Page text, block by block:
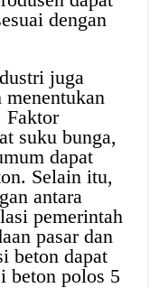
dengan
juga
Faktor
suku bunga,
dapat
Selain itu,
antara
pemerintah
pasar dan
beton dapat
beton polos 5